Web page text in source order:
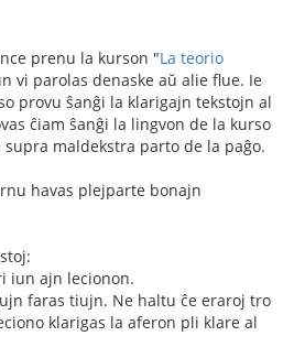
prenu la kurson "La teorio
vi parolas denaske aŭ alie flue. Ie
provu ŝanĝi la klarigajn tekstojn al
ĉiam ŝanĝi la lingvon de la kurso
maldekstra parto de la paĝo.
havas plejparte bonajn
iun ajn lecionon.
faras tiujn. Ne haltu ĉe eraroj tro
klarigas la aferon pli klare al